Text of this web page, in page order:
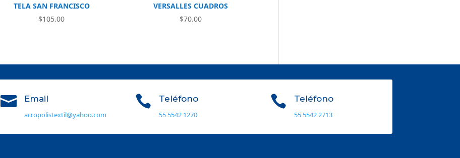
TELA SAN FRANCISCO
$105.00
VERSALLES CUADROS
$70.00
 Email
acropolistextil@yahoo.com
 Teléfono
55 5542 1270
 Teléfono
55 5542 2713